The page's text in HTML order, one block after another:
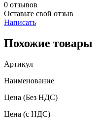
0 отзывов
Оставьте свой отзыв
Написать
Похожие товары
Артикул
Наименование
Цена (Без НДС)
Цена (с НДС)